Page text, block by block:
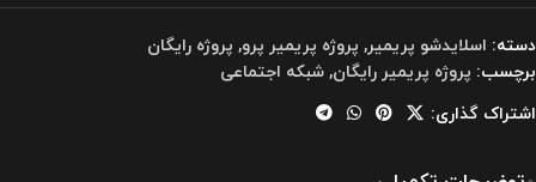
دسته: اسلایدشو پریمیر, پروژه پریمیر پرو, پروژه رایگان
برچسب: پروژه پریمیر رایگان,شبکه اجتماعی
اشتراک گذاری: